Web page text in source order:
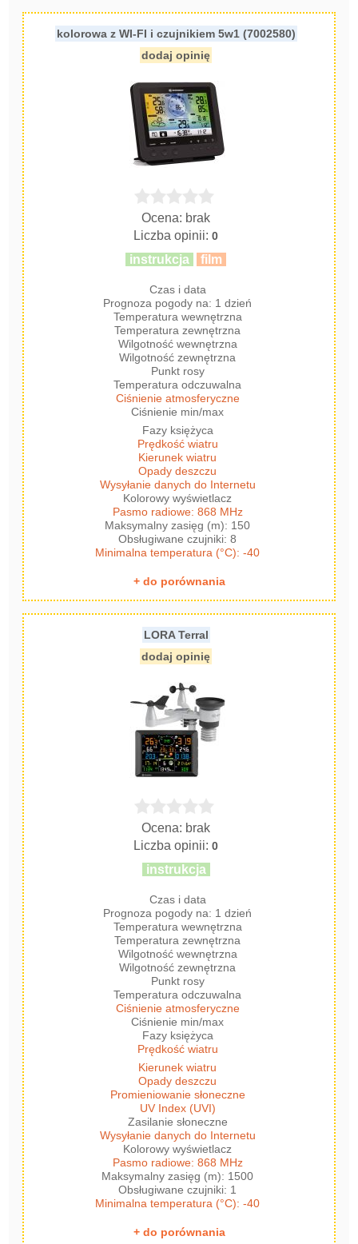
kolorowa z WI-FI i czujnikiem 5w1 (7002580)
dodaj opinię
Ocena: brak
Liczba opinii:0
instrukcja film
Czas i data
Prognoza pogody na: 1 dzień
Temperatura wewnętrzna
Temperatura zewnętrzna
Wilgotność wewnętrzna
Wilgotność zewnętrzna
Punkt rosy
Temperatura odczuwalna
Ciśnienie atmosferyczne
Ciśnienie min/max
Fazy księżyca
Prędkość wiatru
Kierunek wiatru
Opady deszczu
Wysyłanie danych do Internetu
Kolorowy wyświetlacz
Pasmo radiowe: 868 MHz
Maksymalny zasięg (m): 150
Obsługiwane czujniki: 8
Minimalna temperatura (°C): -40
+ do porównania
LORA Terral
dodaj opinię
Ocena: brak
Liczba opinii:0
instrukcja
Czas i data
Prognoza pogody na: 1 dzień
Temperatura wewnętrzna
Temperatura zewnętrzna
Wilgotność wewnętrzna
Wilgotność zewnętrzna
Punkt rosy
Temperatura odczuwalna
Ciśnienie atmosferyczne
Ciśnienie min/max
Fazy księżyca
Prędkość wiatru
Kierunek wiatru
Opady deszczu
Promieniowanie słoneczne
UV Index (UVI)
Zasilanie słoneczne
Wysyłanie danych do Internetu
Kolorowy wyświetlacz
Pasmo radiowe: 868 MHz
Maksymalny zasięg (m): 1500
Obsługiwane czujniki: 1
Minimalna temperatura (°C): -40
+ do porównania